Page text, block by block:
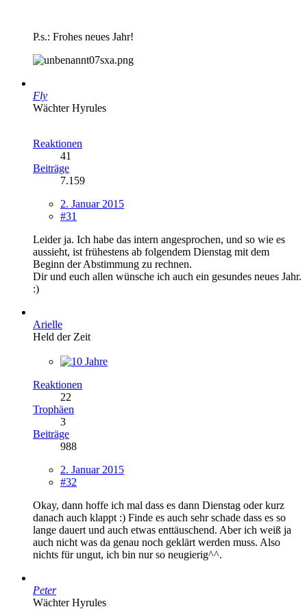
P.s.: Frohes neues Jahr!
Fly
Wächter Hyrules
Reaktionen
41
Beiträge
7.159
2. Januar 2015
#31
Leider ja. Ich habe das intern angesprochen, und so wie es
aussieht, ist frühestens ab folgendem Dienstag mit dem
Beginn der Abstimmung zu rechnen.
Dir und euch allen wünsche ich auch ein gesundes neues Jahr.
:)
Arielle
Held der Zeit
Reaktionen
22
Trophäen
3
Beiträge
988
2. Januar 2015
#32
Okay, dann hoffe ich mal dass es dann Dienstag oder kurz
danach auch klappt :) Finde es auch sehr schade dass es so
lange dauert und auch etwas enttäuschend. Aber ich weiß ja
auch nicht was da genau noch geklärt werden muss. Also
nichts für ungut, ich bin nur so neugierig^^.
Peter
Wächter Hyrules